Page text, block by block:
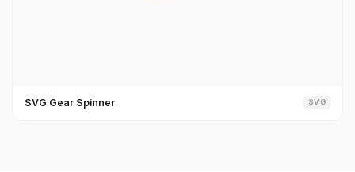
SVG Gear Spinner SVG